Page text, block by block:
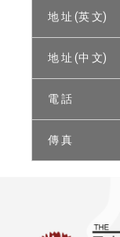
地 址 (英 文)
地 址 (中 文)
電 話
傳 真